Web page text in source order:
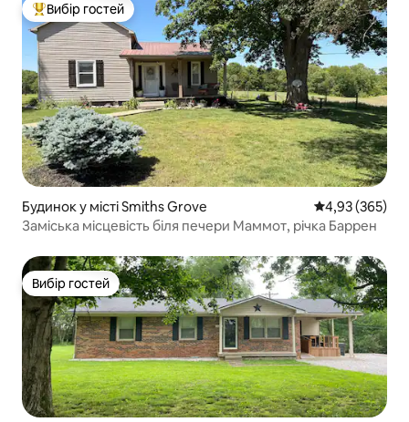
Топ вибір гостей
Вибір гостей
Будинок у місті Smiths Grove Середня
4,93 (365)
Заміська місцевість біля печери Маммот, річка Баррен
Вибір гостей
Вибір гостей